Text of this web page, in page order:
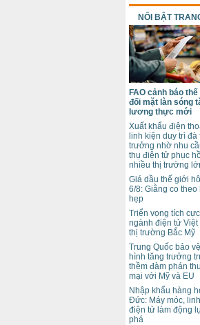
NỔI BẬT
FAO cảnh báo
đối mặt làn sóng
lương thực mới
Xuất khẩu điện
linh kiện duy trì đà
trưởng nhờ nhu
thụ điện tử phục
nhiều thị trường
Giá dầu thế giới
6/8: Giằng co theo
hẹp
Triển vọng tích
ngành điện tử Việt
thị trường Bắc Mỹ
Trung Quốc bảo
hình tăng trưởng
thềm đàm phán
mại với Mỹ và EU
Nhập khẩu hàng
Đức: Máy móc,
điện tử làm động
phá